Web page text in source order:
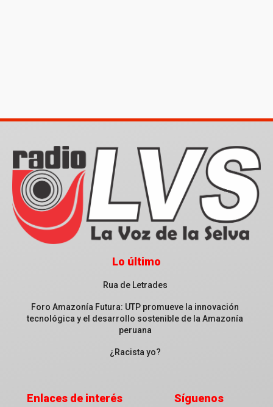
Lo último
Rua de Letrades
Foro Amazonía Futura: UTP promueve la innovación
tecnológica y el desarrollo sostenible de la Amazonía
peruana
¿Racista yo?
Enlaces de interés Síguenos